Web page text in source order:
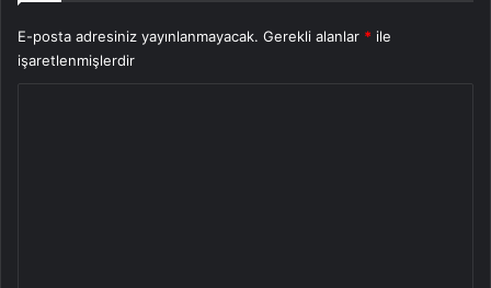
E-posta adresiniz yayınlanmayacak. Gerekli alanlar * ile
işaretlenmişlerdir